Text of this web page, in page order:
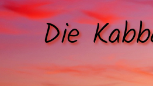
Die